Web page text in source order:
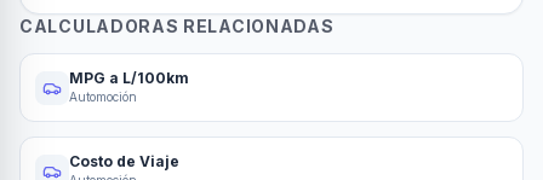
CALCULADORAS RELACIONADAS
MPG a L/100km
Automoción
Costo de Viaje